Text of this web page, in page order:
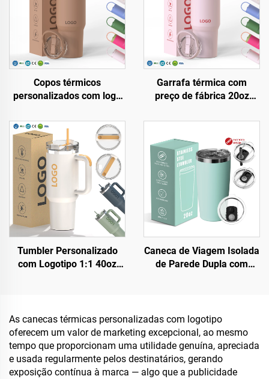
Copos térmicos
personalizados com logo
com tampa flip e canudo,
copo portátil para viagem,
copo térmico de aço
inoxidável com isolamento
a vácuo e alça
Garrafa térmica com
preço de fábrica 20oz
tampa com canudo, copo
isolado, reutilizável em
aço inoxidável, garrafa
para sublimação
Tumbler Personalizado
com Logotipo 1:1 40oz
Namorados e Camping
Caneca de Viagem Isolada
de Parede Dupla com
As canecas térmicas personalizadas com logotipo
oferecem um valor de marketing excepcional, ao mesmo
tempo que proporcionam uma utilidade genuína, apreciada
e usada regularmente pelos destinatários, gerando
exposição contínua à marca — algo que a publicidade